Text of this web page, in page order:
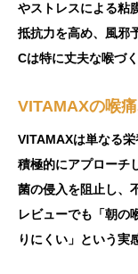
やストレスによる粘
抵抗力を高め、風邪
Cは特に丈夫な喉づ
VITAMAXの喉
VITAMAXは単なる
積極的にアプローチ
菌の侵入を阻止し、
レビューでも「朝の
りにくい」という実